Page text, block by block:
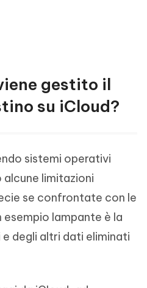
gestito il
su iCloud?
sistemi operativi
limitazioni
se confrontate con le
lampante è la
degli altri dati eliminati